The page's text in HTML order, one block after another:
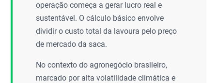
operação começa a gerar lucro real e
sustentável. O cálculo básico envolve
dividir o custo total da lavoura pelo preço
de mercado da saca.
No contexto do agronegócio brasileiro,
marcado por alta volatilidade climática e